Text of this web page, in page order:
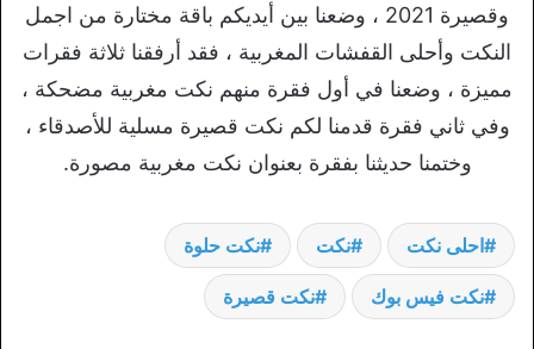
وقصيرة 2021 ، وضعنا بين أيديكم باقة مختارة من اجمل
النكت وأحلى القفشات المغربية ، فقد أرفقنا ثلاثة فقرات
مميزة ، وضعنا في أول فقرة منهم نكت مغربية مضحكة ،
وفي ثاني فقرة قدمنا لكم نكت قصيرة مسلية للأصدقاء ،
وختمنا حديثنا بفقرة بعنوان نكت مغربية مصورة.
احلى نكت نكت نكت حلوة
نكت فيس بوك نكت قصيرة